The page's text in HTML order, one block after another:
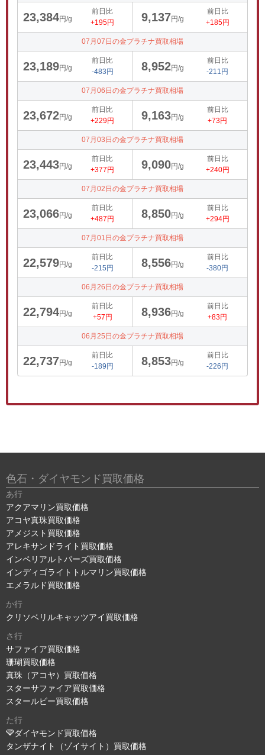
23,384円/g
前日比
+195円
9,137円/g
前日比
+185円
07月07日の金プラチナ買取相場
23,189円/g
前日比
-483円
8,952円/g
前日比
-211円
07月06日の金プラチナ買取相場
23,672円/g
前日比
+229円
9,163円/g
前日比
+73円
07月03日の金プラチナ買取相場
23,443円/g
前日比
+377円
9,090円/g
前日比
+240円
07月02日の金プラチナ買取相場
23,066円/g
前日比
+487円
8,850円/g
前日比
+294円
07月01日の金プラチナ買取相場
22,579円/g
前日比
-215円
8,556円/g
前日比
-380円
06月26日の金プラチナ買取相場
22,794円/g
前日比
+57円
8,936円/g
前日比
+83円
06月25日の金プラチナ買取相場
22,737円/g
前日比
-189円
8,853円/g
前日比
-226円
色石・ダイヤモンド買取価格
あ行
アクアマリン買取価格
アコヤ真珠買取価格
アメジスト買取価格
アレキサンドライト買取価格
インペリアルトパーズ買取価格
インディゴライトトルマリン買取価格
エメラルド買取価格
か行
クリソベリルキャッツアイ買取価格
さ行
サファイア買取価格
珊瑚買取価格
真珠（アコヤ）買取価格
スターサファイア買取価格
スタールビー買取価格
た行
ダイヤモンド買取価格
タンザナイト（ゾイサイト）買取価格